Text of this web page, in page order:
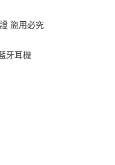
於每月結算日後寄送繳費提
／台灣大直營門市／銀行轉
下簡稱本公司）所提供，讓
並由商店將買賣／分期付款
單繳交帳款。
係目的，商店將以您的個人
大進項蒐集、處理及利用，
、核對及更正。
將跳轉至「AFTEE先享後付」
完成結帳。
的連結，可透過四大超商／
為交易完成。
但若您需要取消訂單，請聯絡
為有效，需透過AFTEE先享
，請聯繫「AFTEE先享後付
support/home
先享後付」服務完成之交
盜用必究
牙耳機